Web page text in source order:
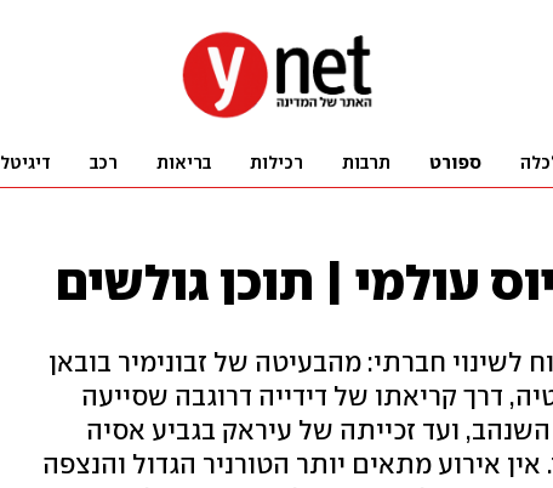
ספורט תרבות רכילות בריאות רכב דיגיטל
עולמי | תוכן גולשים
לשינוי חברתי: מהבעיטה של זבונימיר בובאן
דרך קריאתו של דידייה דרוגבה שסייעה
ועד זכייתה של עיראק בגביע אסיה
אין אירוע מתאים יותר הטורניר הגדול והנצפה